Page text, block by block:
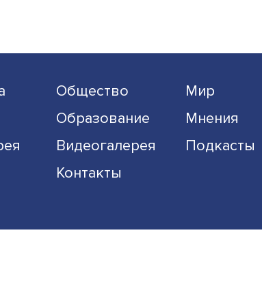
Я согласен на обработку
персональных данных